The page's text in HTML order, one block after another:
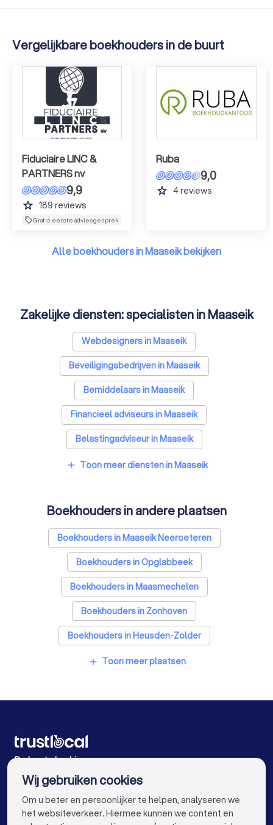
Vergelijkbare boekhouders in de buurt
Fiduciaire LINC &
PARTNERS nv
9,9
grade 189 reviews
Gratis eerste adviesgesprek
Ruba
9,0
grade 4reviews
Alle boekhouders in Maaseik bekijken
Zakelijke diensten: specialisten in Maaseik
Webdesigners in Maaseik
Beveiligingsbedrijven in Maaseik
Bemiddelaars in Maaseik
Financieel adviseurs in Maaseik
Belastingadviseur in Maaseik
Videografen in Maaseik
add Toon meer diensten in Maaseik
Boekhouders in andere plaatsen
Boekhouders in Maaseik Neeroeteren
Boekhouders in Opglabbeek
Boekhouders in Maasmechelen
Boekhouders in Zonhoven
Boekhouders in Heusden-Zolder
Boekhouders in Hasselt
Boekhouders in Beringen Paal
Boekhouders in Antwerpen
Boekhouders in Gent
Boekhouders in Brugge
Boekhouders in Aalst
Boekhouders in Mechelen
add Toon meer plaatsen
De beste bedrijven voor u
Wij gebruiken cookies
Om u beter en persoonlijker te helpen, analyseren we
het websiteverkeer. Hiermee kunnen we content en